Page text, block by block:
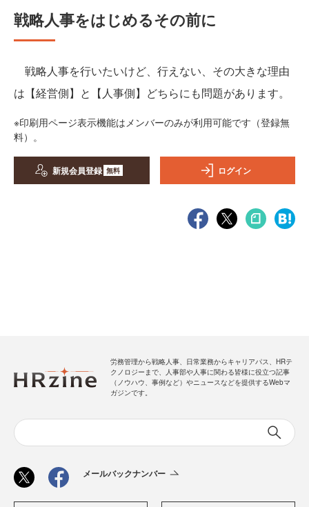
戦略人事をはじめるその前に
戦略人事を行いたいけど、行えない、その大きな理由
は【経営側】と【人事側】どちらにも問題があります。
※印刷用ページ表示機能はメンバーのみが利用可能です（登録無
料）。
新規会員登録 無料 ログイン
労務管理から戦略人事、日常業務からキャリアパス、HRテ
クノロジーまで、人事部や人事に関わる皆様に役立つ記事
（ノウハウ、事例など）やニュースなどを提供するWebマ
ガジンです。
メールバックナンバー